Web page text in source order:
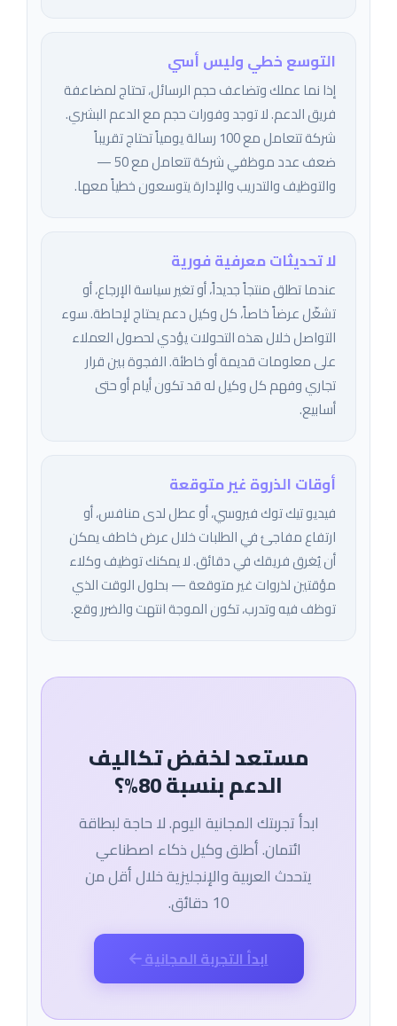
التوسع خطي وليس أسي
إذا نما عملك وتضاعف حجم الرسائل، تحتاج لمضاعفة
فريق الدعم. لا توجد وفورات حجم مع الدعم البشري.
شركة تتعامل مع 100 رسالة يومياً تحتاج تقريباً
ضعف عدد موظفي شركة تتعامل مع 50 —
والتوظيف والتدريب والإدارة يتوسعون خطياً معها.
لا تحديثات معرفية فورية
عندما تطلق منتجاً جديداً، أو تغير سياسة الإرجاع، أو
تشغّل عرضاً خاصاً، كل وكيل دعم يحتاج لإحاطة. سوء
التواصل خلال هذه التحولات يؤدي لحصول العملاء
على معلومات قديمة أو خاطئة. الفجوة بين قرار
تجاري وفهم كل وكيل له قد تكون أيام أو حتى
أسابيع.
أوقات الذروة غير متوقعة
فيديو تيك توك فيروسي، أو عطل لدى منافس، أو
ارتفاع مفاجئ في الطلبات خلال عرض خاطف يمكن
أن يُغرق فريقك في دقائق. لا يمكنك توظيف وكلاء
مؤقتين لذروات غير متوقعة — بحلول الوقت الذي
توظف فيه وتدرب، تكون الموجة انتهت والضرر وقع.
مستعد لخفض تكاليف
الدعم بنسبة 80%؟
ابدأ تجربتك المجانية اليوم. لا حاجة لبطاقة
ائتمان. أطلق وكيل ذكاء اصطناعي
يتحدث العربية والإنجليزية خلال أقل من
10 دقائق.
ابدأ التجربة المجانية